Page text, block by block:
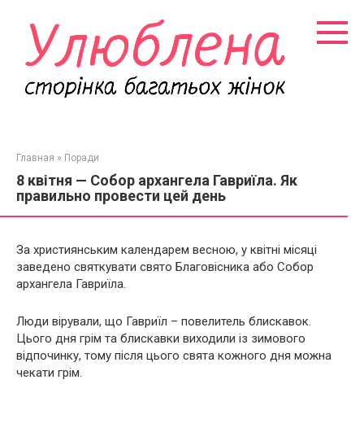
контенту
Главная » Поради
8 квітня — Собор архангела Гавриїла. Як
правильно провести цей день
За християнським календарем весною, у квітні місяці
заведено святкувати свято Благовісника або Собор
архангела Гавриїла.
Люди вірували, що Гавриїл – повелитель блискавок.
Цього дня грім та блискавки виходили із зимового
відпочинку, тому після цього свята кожного дня можна
чекати грім.